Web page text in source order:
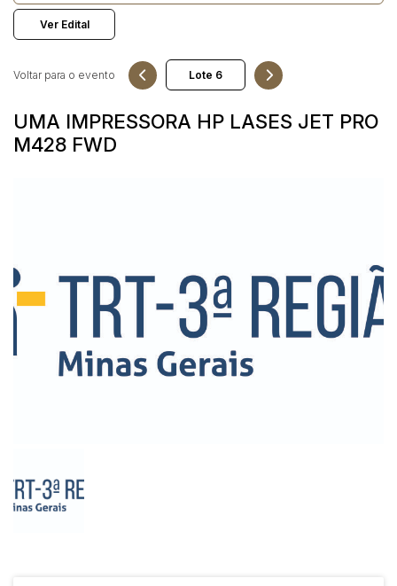
Ver Edital
UMA IMPRESSORA HP LASES JET PRO
M428 FWD
Voltar para o evento